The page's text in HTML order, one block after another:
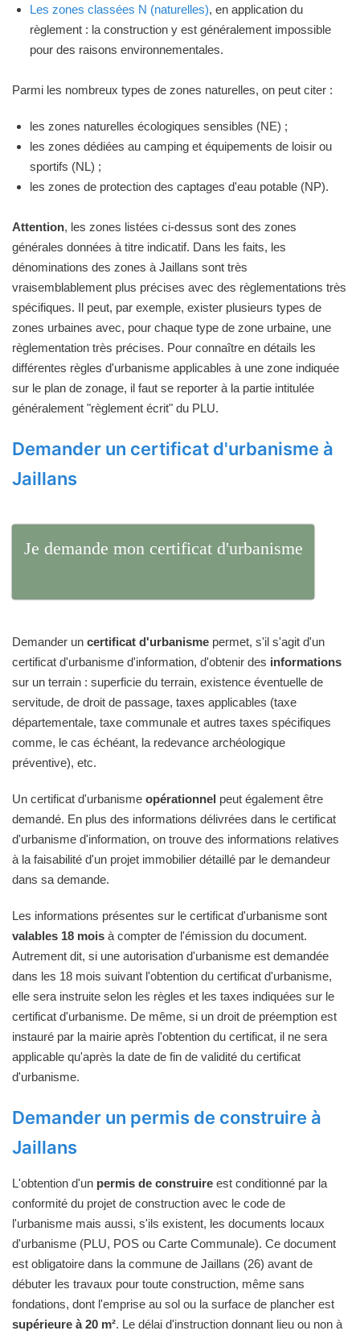
Les zones classées N (naturelles), en application du
règlement : la construction y est généralement impossible
pour des raisons environnementales.
Parmi les nombreux types de zones naturelles, on peut citer :
les zones naturelles écologiques sensibles (NE) ;
les zones dédiées au camping et équipements de loisir ou
sportifs (NL) ;
les zones de protection des captages d'eau potable (NP).
Attention, les zones listées ci-dessus sont des zones
générales données à titre indicatif. Dans les faits, les
dénominations des zones à Jaillans sont très
vraisemblablement plus précises avec des règlementations très
spécifiques. Il peut, par exemple, exister plusieurs types de
zones urbaines avec, pour chaque type de zone urbaine, une
règlementation très précises. Pour connaître en détails les
différentes règles d'urbanisme applicables à une zone indiquée
sur le plan de zonage, il faut se reporter à la partie intitulée
généralement "règlement écrit" du PLU.
Demander un certificat d'urbanisme à
Jaillans
Je demande mon certificat d'urbanisme
Demander un certificat d'urbanisme permet, s'il s'agit d'un
certificat d'urbanisme d'information, d'obtenir des informations
sur un terrain : superficie du terrain, existence éventuelle de
servitude, de droit de passage, taxes applicables (taxe
départementale, taxe communale et autres taxes spécifiques
comme, le cas échéant, la redevance archéologique
préventive), etc.
Un certificat d'urbanisme opérationnel peut également être
demandé. En plus des informations délivrées dans le certificat
d'urbanisme d'information, on trouve des informations relatives
à la faisabilité d'un projet immobilier détaillé par le demandeur
dans sa demande.
Les informations présentes sur le certificat d'urbanisme sont
valables 18 mois à compter de l'émission du document.
Autrement dit, si une autorisation d'urbanisme est demandée
dans les 18 mois suivant l'obtention du certificat d'urbanisme,
elle sera instruite selon les règles et les taxes indiquées sur le
certificat d'urbanisme. De même, si un droit de préemption est
instauré par la mairie après l'obtention du certificat, il ne sera
applicable qu'après la date de fin de validité du certificat
d'urbanisme.
Demander un permis de construire à
Jaillans
L'obtention d'un permis de construire est conditionné par la
conformité du projet de construction avec le code de
l'urbanisme mais aussi, s'ils existent, les documents locaux
d'urbanisme (PLU, POS ou Carte Communale). Ce document
est obligatoire dans la commune de Jaillans (26) avant de
débuter les travaux pour toute construction, même sans
fondations, dont l'emprise au sol ou la surface de plancher est
supérieure à 20 m². Le délai d'instruction donnant lieu ou non à